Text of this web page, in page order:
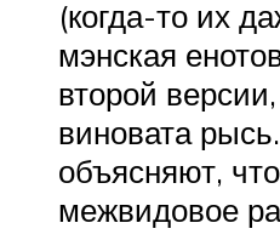
(когда-то их
мэнская
второй
виновата
объясняют,
межвидовое